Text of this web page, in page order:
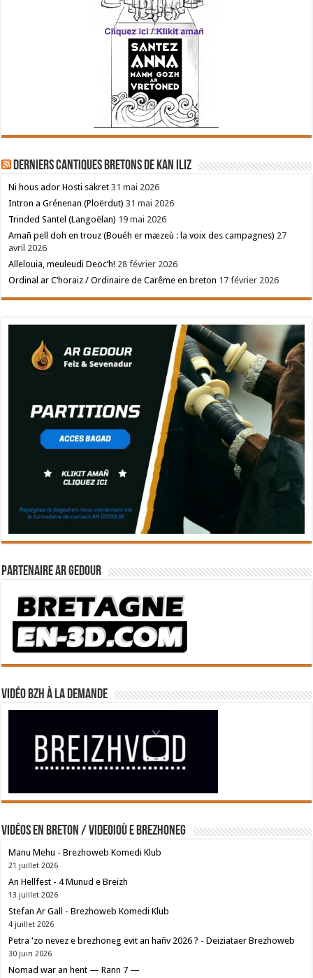
Derniers cantiques bretons de Kan Iliz
Ni hous ador Hosti sakret 31 mai 2026
Intron a Grénenan (Ploërdut) 31 mai 2026
Trinded Santel (Langoëlan) 19 mai 2026
Amañ pell doh en trouz (Bouéh er mæzeù : la voix des campagnes) 27
avril 2026
Allelouia, meuleudi Deoc’h! 28 février 2026
Ordinal ar C’horaiz / Ordinaire de Carême en breton 17 février 2026
Partenaire Ar Gedour
Vidéo BZH à la demande
Vidéos en breton / Videoioù e brezhoneg
Manu Mehu - Brezhoweb Komedi Klub
21 juillet 2026
An Hellfest - 4 Munud e Breizh
13 juillet 2026
Stefan Ar Gall - Brezhoweb Komedi Klub
4 juillet 2026
Petra 'zo nevez e brezhoneg evit an hañv 2026 ? - Deiziataer Brezhoweb
30 juin 2026
Nomad war an hent — Rann 7 —